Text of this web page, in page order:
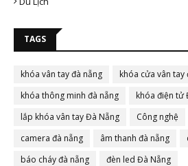
TAGS
khóa vân tay đà nẵng
khóa cửa vân tay
khóa thông minh đà nẵng
khóa điện tử
lắp khóa vân tay Đà Nẵng
Công nghệ
camera đà nẵng
âm thanh đà nẵng
báo cháy đà nẵng
đèn led Đà Nẵng